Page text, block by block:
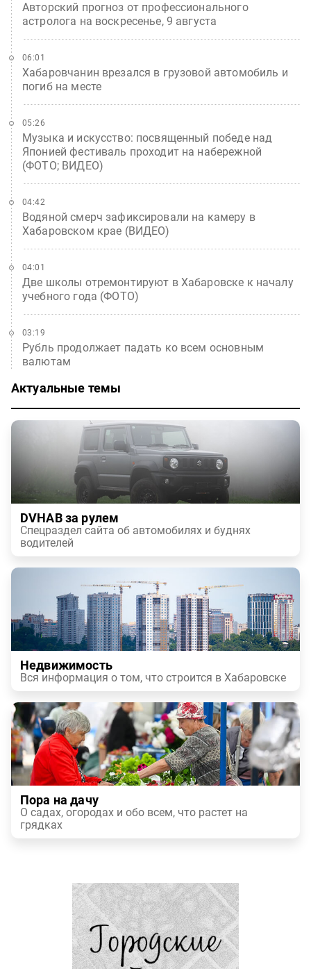
Авторский прогноз от профессионального
астролога на воскресенье, 9 августа
Хабаровчанин врезался в грузовой автомобиль и
погиб на месте
06:01
Музыка и искусство: посвященный победе над
Японией фестиваль проходит на набережной
(ФОТО; ВИДЕО)
05:26
Водяной смерч зафиксировали на камеру в
Хабаровском крае (ВИДЕО)
04:42
Две школы отремонтируют в Хабаровске к началу
учебного года (ФОТО)
04:01
Рубль продолжает падать ко всем основным
валютам
03:19
Актуальные темы
DVHAB за рулем
Спецраздел сайта об автомобилях и буднях
водителей
Недвижимость
Вся информация о том, что строится в Хабаровске
Пора на дачу
О садах, огородах и обо всем, что растет на
грядках